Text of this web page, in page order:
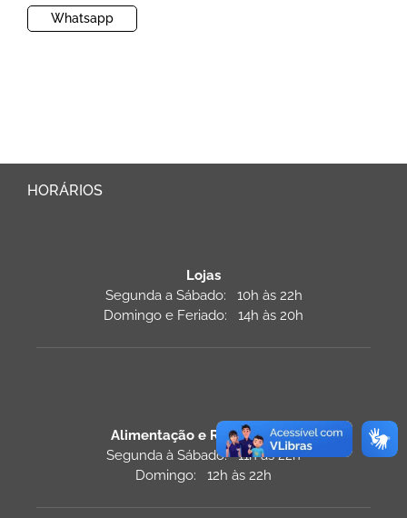
Whatsapp
HORÁRIOS
Lojas
Segunda a Sábado: 10h às 22h
Domingo e Feriado: 14h às 20h
Alimentação e Restaurantes
Segunda à Sábado: 11h às 22h
Domingo: 12h às 22h